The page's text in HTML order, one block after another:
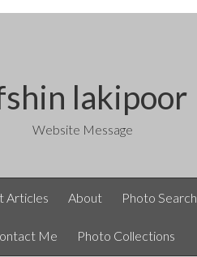
lakipoor
Website Message
Articles About Photo Search
Me Photo Collections